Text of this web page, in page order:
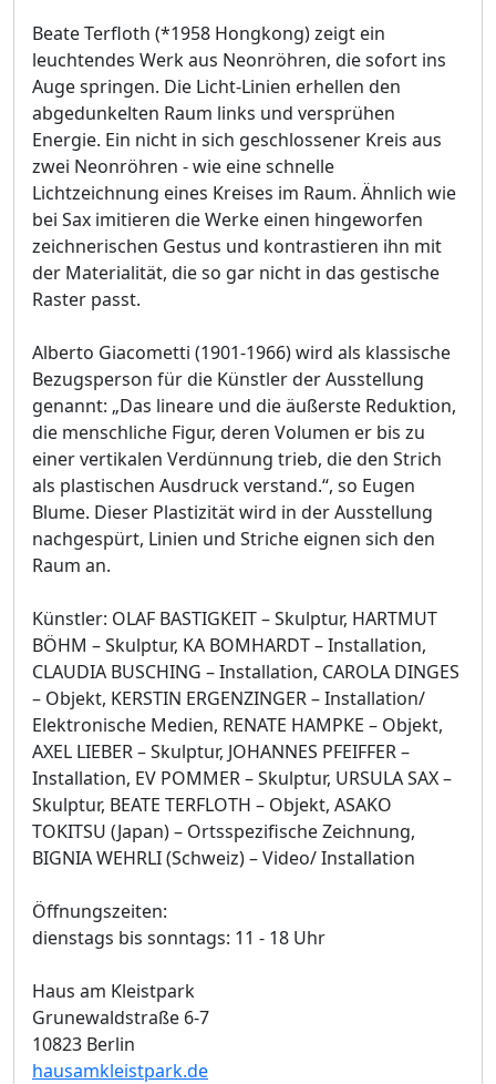
Beate Terfloth (*1958 Hongkong) zeigt ein
leuchtendes Werk aus Neonröhren, die sofort ins
Auge springen. Die Licht-Linien erhellen den
abgedunkelten Raum links und versprühen
Energie. Ein nicht in sich geschlossener Kreis aus
zwei Neonröhren - wie eine schnelle
Lichtzeichnung eines Kreises im Raum. Ähnlich wie
bei Sax imitieren die Werke einen hingeworfen
zeichnerischen Gestus und kontrastieren ihn mit
der Materialität, die so gar nicht in das gestische
Raster passt.
Alberto Giacometti (1901-1966) wird als klassische
Bezugsperson für die Künstler der Ausstellung
genannt: „Das lineare und die äußerste Reduktion,
die menschliche Figur, deren Volumen er bis zu
einer vertikalen Verdünnung trieb, die den Strich
als plastischen Ausdruck verstand.“, so Eugen
Blume. Dieser Plastizität wird in der Ausstellung
nachgespürt, Linien und Striche eignen sich den
Raum an.
Künstler: OLAF BASTIGKEIT – Skulptur, HARTMUT
BÖHM – Skulptur, KA BOMHARDT – Installation,
CLAUDIA BUSCHING – Installation, CAROLA DINGES
– Objekt, KERSTIN ERGENZINGER – Installation/
Elektronische Medien, RENATE HAMPKE – Objekt,
AXEL LIEBER – Skulptur, JOHANNES PFEIFFER –
Installation, EV POMMER – Skulptur, URSULA SAX –
Skulptur, BEATE TERFLOTH – Objekt, ASAKO
TOKITSU (Japan) – Ortsspezifische Zeichnung,
BIGNIA WEHRLI (Schweiz) – Video/ Installation
Öffnungszeiten:
dienstags bis sonntags: 11 - 18 Uhr
Haus am Kleistpark
Grunewaldstraße 6-7
10823 Berlin
hausamkleistpark.de